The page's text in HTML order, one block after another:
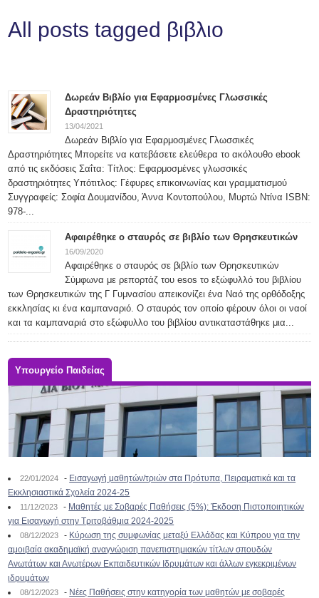
All posts tagged βιβλιο
Δωρεάν Βιβλίο για Εφαρμοσμένες Γλωσσικές
Δραστηριότητες
13/04/2021
Δωρεάν Βιβλίο για Εφαρμοσμένες Γλωσσικές
Δραστηριότητες Μπορείτε να κατεβάσετε ελεύθερα το ακόλουθο ebook
από τις εκδόσεις Σαΐτα: Τίτλος: Εφαρμοσμένες γλωσσικές
δραστηριότητες Υπότιτλος: Γέφυρες επικοινωνίας και γραμματισμού
Συγγραφείς: Σοφία Δουμανίδου, Άννα Κοντοπούλου, Μυρτώ Ντίνα ISBN:
978-...
Αφαιρέθηκε ο σταυρός σε βιβλίο των Θρησκευτικών
16/09/2020
Αφαιρέθηκε ο σταυρός σε βιβλίο των Θρησκευτικών
Σύμφωνα με ρεπορτάζ του esos το εξώφυλλό του βιβλίου
των Θρησκευτικών της Γ Γυμνασίου απεικονίζει ένα Ναό της ορθόδοξης
εκκλησίας κι ένα καμπαναριό. Ο σταυρός τον οποίο φέρουν όλοι οι ναοί
και τα καμπαναριά στο εξώφυλλο του βιβλίου αντικαταστάθηκε μια...
Υπουργείο Παιδείας
22/01/2024 - Εισαγωγή μαθητών/τριών στα Πρότυπα, Πειραματικά και τα
Εκκλησιαστικά Σχολεία 2024-25
11/12/2023 - Μαθητές με Σοβαρές Παθήσεις (5%): Έκδοση Πιστοποιητικών
για Εισαγωγή στην Τριτοβάθμια 2024-2025
08/12/2023 - Κύρωση της συμφωνίας μεταξύ Ελλάδας και Κύπρου για την
αμοιβαία ακαδημαϊκή αναγνώριση πανεπιστημιακών τίτλων σπουδών
Ανωτάτων και Ανωτέρων Εκπαιδευτικών Ιδρυμάτων και άλλων εγκεκριμένων
ιδρυμάτων
08/12/2023 - Νέες Παθήσεις στην κατηγορία των μαθητών με σοβαρές